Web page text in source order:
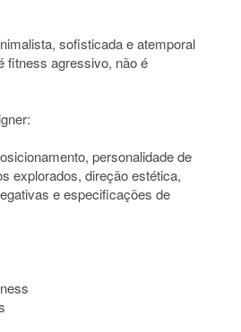
sofisticada e atemporal
fitness agressivo, não é
personalidade de
explorados, direção estética,
e especificações de